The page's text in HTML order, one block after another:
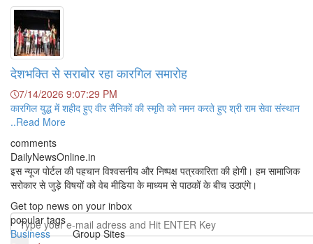
देशभक्ति से सराबोर रहा कारगिल समारोह
7/14/2026 9:07:29 PM
कारगिल युद्ध में शहीद हुए वीर सैनिकों की स्मृति को नमन करते हुए श्री राम सेवा संस्थान
..Read More
comments
DailyNewsOnline.in
इस न्यूज पोर्टल की पहचान विश्वसनीय और निष्पक्ष पत्रकारिता की होगी। हम सामाजिक
सरोकार से जुड़े विषयों को वेब मीडिया के माध्यम से पाठकों के बीच उठाएंगे।
Get top news on your inbox
popular tags
Business
Group Sites